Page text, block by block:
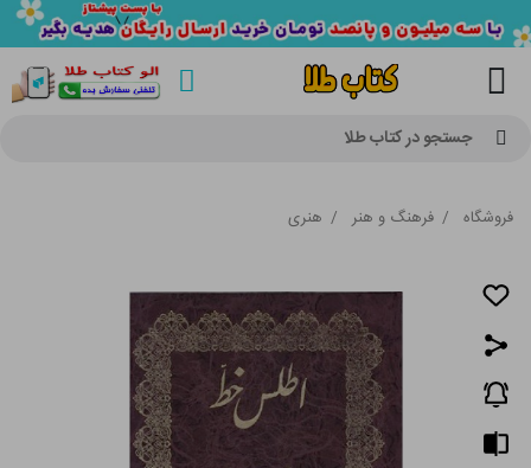
جستجو در کتاب طلا
فروشگاه / فرهنگ و هنر / هنری